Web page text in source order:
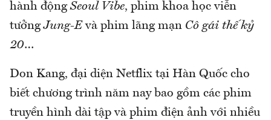
hành độngSeoul Vibe, phim khoa học viễn
tưởngJung-E và phim lãng mạn Cô gái thế kỷ
20…
Don Kang, đại diện Netflix tại Hàn Quốc cho
biết chương trình năm nay bao gồm các phim
truyền hình dài tập và phim điện ảnh với nhiều